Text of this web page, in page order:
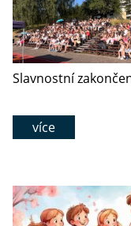
Slavnostní
více